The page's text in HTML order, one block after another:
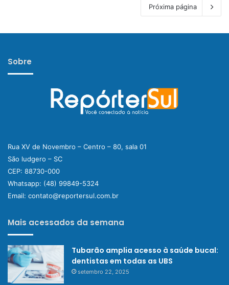
Próxima página
Sobre
Rua XV de Novembro – Centro – 80, sala 01
São ludgero – SC
CEP: 88730-000
Whatsapp: (48) 99849-5324
Email: contato@reportersul.com.br
Mais acessados da semana
Tubarão amplia acesso à saúde bucal:
dentistas em todas as UBS
setembro 22, 2025